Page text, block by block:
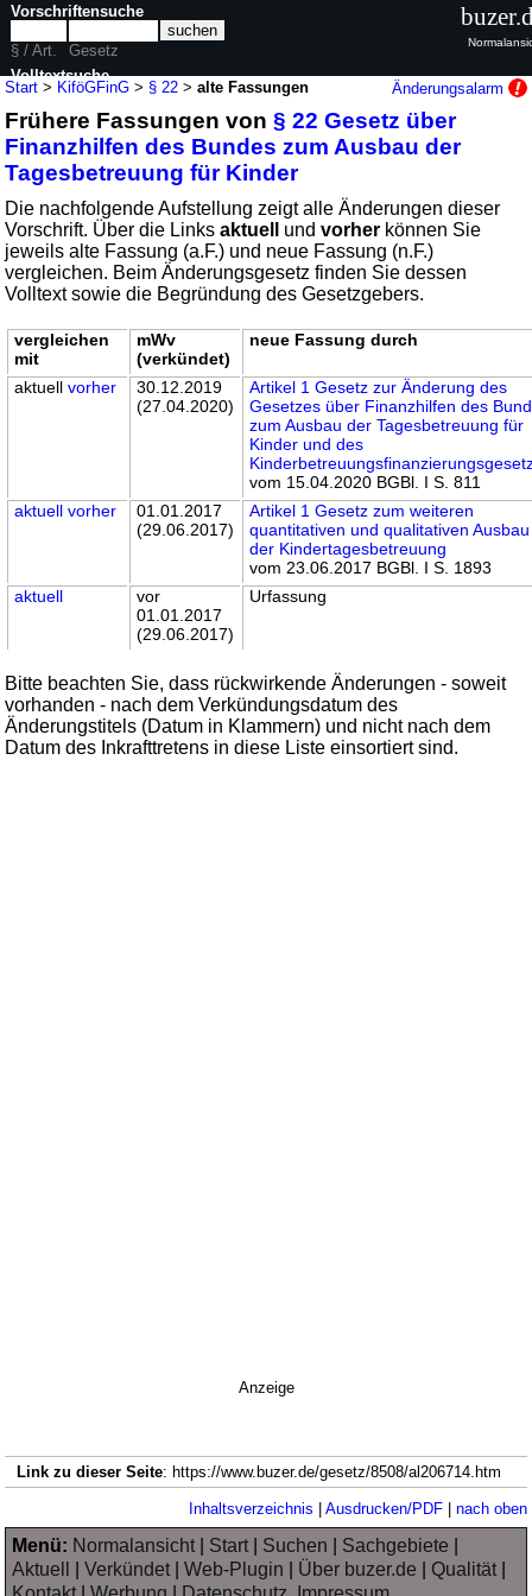
Start > KiföGFinG > § 22 >alte Fassungen Änderungsalarm
Frühere Fassungen von§ 22 Gesetz über
Finanzhilfen des Bundes zum Ausbau der
Tagesbetreuung für Kinder
Die nachfolgende Aufstellung zeigt alle Änderungen dieser
Vorschrift. Über die Linksaktuell undvorher können Sie
jeweils alte Fassung (a.F.) und neue Fassung (n.F.)
vergleichen. Beim Änderungsgesetz finden Sie dessen
Volltext sowie die Begründung des Gesetzgebers.
vergleichen
mit
mWv
(verkündet)
neue Fassung durch
aktuellvorher
30.12.2019
(27.04.2020)
Artikel 1 Gesetz zur Änderung des
Gesetzes über Finanzhilfen des
zum Ausbau der Tagesbetreuung für
Kinder und des
vom 15.04.2020 BGBl. I S. 811
aktuell vorher
01.01.2017
(29.06.2017)
Artikel 1 Gesetz zum weiteren
quantitativen und qualitativen Ausbau
der Kindertagesbetreuung
vom 23.06.2017 BGBl. I S. 1893
aktuell
vor
01.01.2017
(29.06.2017)
Urfassung
Bitte beachten Sie, dass rückwirkende Änderungen - soweit
vorhanden - nach dem Verkündungsdatum des
Änderungstitels (Datum in Klammern) und nicht nach dem
Datum des Inkrafttretens in diese Liste einsortiert sind.
Vorschriftensuche
§ / Art.
Gesetz
Volltextsuche
nur in KiföGFinG
Anzeige
Link zu dieser Seite: https://www.buzer.de/gesetz/8508/al206714.htm
Inhaltsverzeichnis | Ausdrucken/PDF| nach oben
Menü: Normalansicht| Start| Suchen Sachgebiete
Aktuell
|Verkündet|Web-Plugin Über buzer.de |Qualität|